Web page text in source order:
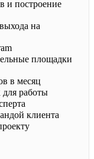
и построение
на
площадки
в месяц
для работы
клиента